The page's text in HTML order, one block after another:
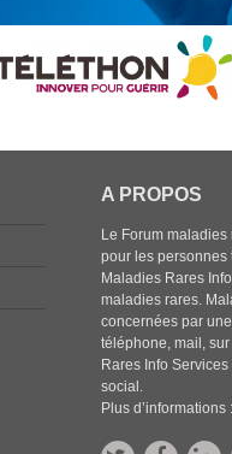
A PROPOS
Le Forum maladies
pour les personnes
Maladies Rares
maladies rares.
concernées par
téléphone, mail,
Rares Info
social.
Plus d’informations